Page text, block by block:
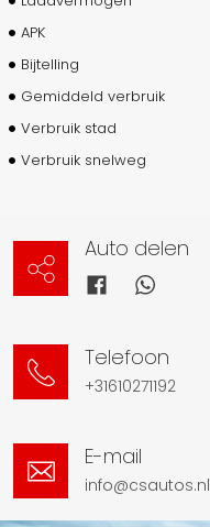
APK
Bijtelling
Gemiddeld verbruik
Verbruik stad
Verbruik snelweg
Auto delen
Telefoon
+31610271192
E-mail
info@csautos.nl